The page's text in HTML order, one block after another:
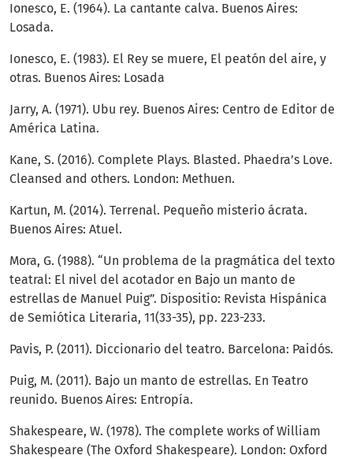
Ionesco, E. (1964). La cantante calva. Buenos Aires:
Losada.
Ionesco, E. (1983). El Rey se muere, El peatón del aire, y
otras. Buenos Aires: Losada
Jarry, A. (1971). Ubu rey. Buenos Aires: Centro de Editor de
América Latina.
Kane, S. (2016). Complete Plays. Blasted. Phaedra’s Love.
Cleansed and others. London: Methuen.
Kartun, M. (2014). Terrenal. Pequeño misterio ácrata.
Buenos Aires: Atuel.
Mora, G. (1988). “Un problema de la pragmática del texto
teatral: El nivel del acotador en Bajo un manto de
estrellas de Manuel Puig”. Dispositio: Revista Hispánica
de Semiótica Literaria, 11(33-35), pp. 223-233.
Pavis, P. (2011). Diccionario del teatro. Barcelona: Paidós.
Puig, M. (2011). Bajo un manto de estrellas. En Teatro
reunido. Buenos Aires: Entropía.
Shakespeare, W. (1978). The complete works of William
Shakespeare (The Oxford Shakespeare). London: Oxford